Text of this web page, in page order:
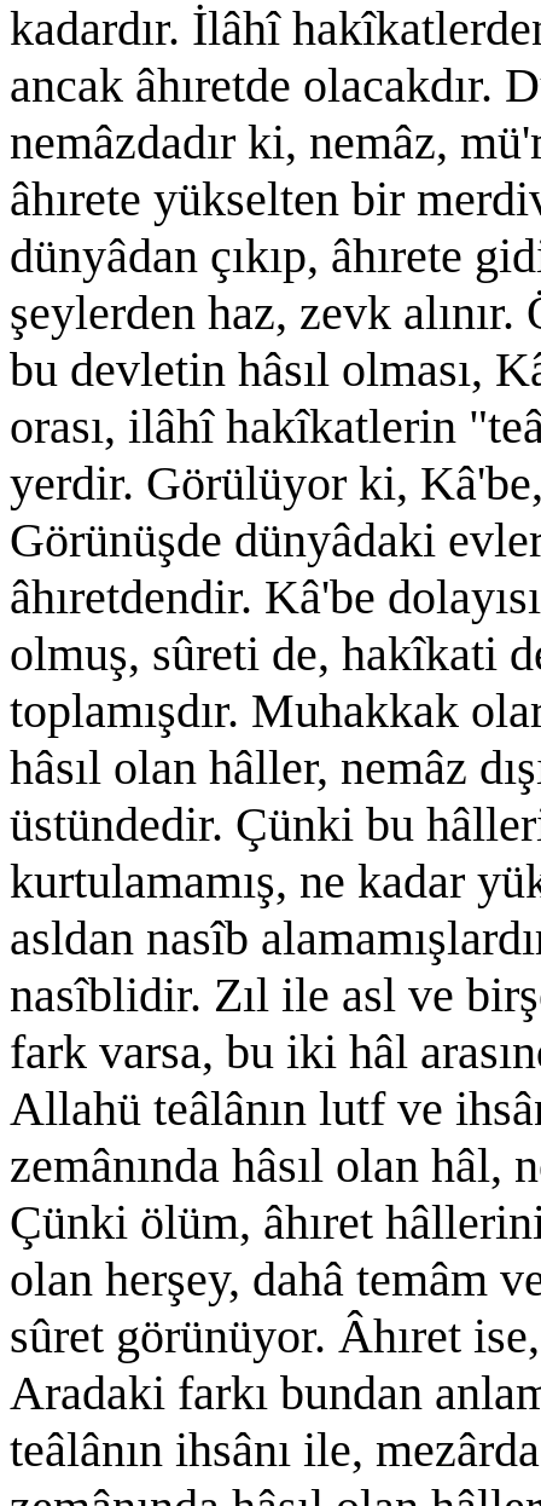
kadardır. İlâhî
ancak âhıretde olacakdır.
nemâzdadır ki, nemâz,
âhırete yükselten bir
dünyâdan çıkıp, âhırete
şeylerden haz, zevk
bu devletin hâsıl olması,
orası, ilâhî hakîkatlerin
yerdir. Görülüyor ki,
Görünüşde dünyâdaki
âhıretdendir. Kâ'be
olmuş, sûreti de, hakîkati
toplamışdır. Muhakkak
hâsıl olan hâller, nemâz
üstündedir. Çünki bu
kurtulamamış, ne kadar
asldan nasîb
nasîblidir. Zıl ile asl ve
fark varsa, bu iki hâl
Allahü teâlânın lutf ve
zemânında hâsıl olan
Çünki ölüm, âhıret
olan herşey, dahâ temâm
sûret görünüyor. Âhıret
Aradaki farkı bundan
teâlânın ihsânı ile,